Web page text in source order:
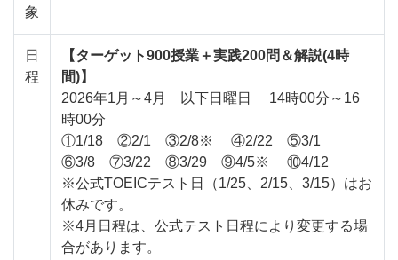
象
日
程
【ターゲット900授業＋実践200問＆解説(4時
間)】
2026年1月～4月 以下日曜日 14時00分～16
時00分
①1/18 ②2/1 ③2/8※ ④2/22 ⑤3/1
⑥3/8 ⑦3/22 ⑧3/29 ⑨4/5※ ⑩4/12
※公式TOEICテスト日（1/25、2/15、3/15）はお
休みです。
※4月日程は、公式テスト日程により変更する場
合があります。